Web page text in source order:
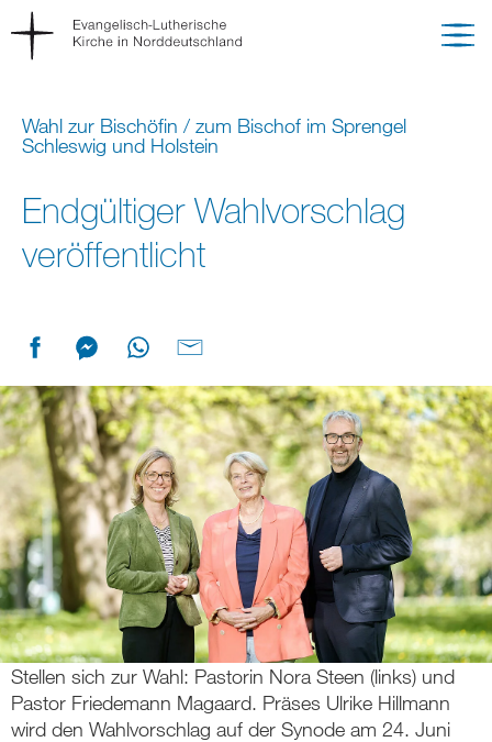
Wahl zur Bischöfin / zum Bischof im Sprengel
Schleswig und Holstein
Endgültiger Wahlvorschlag
veröffentlicht
Stellen sich zur Wahl: Pastorin Nora Steen (links) und
Pastor Friedemann Magaard. Präses Ulrike Hillmann
wird den Wahlvorschlag auf der Synode am 24. Juni